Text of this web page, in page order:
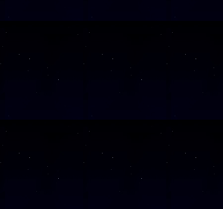
Klicken Sie Hier
Diese
Wochentag
SAMSTAG
SAMSTAG